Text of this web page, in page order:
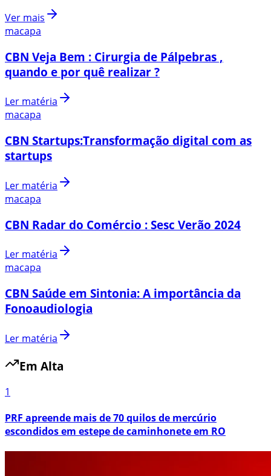
Ver mais
macapa
CBN Veja Bem : Cirurgia de Pálpebras ,
quando e por quê realizar ?
Ler matéria
macapa
CBN Startups:Transformação digital com as
startups
Ler matéria
macapa
CBN Radar do Comércio : Sesc Verão 2024
Ler matéria
macapa
CBN Saúde em Sintonia: A importância da
Fonoaudiologia
Ler matéria
Em Alta
1
PRF apreende mais de 70 quilos de mercúrio
escondidos em estepe de caminhonete em RO